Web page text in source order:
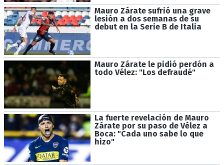
Mauro Zárate sufrió una grave
lesión a dos semanas de su
debut en la Serie B de Italia
Mauro Zárate le pidió perdón a
todo Vélez: "Los defraudé"
La fuerte revelación de Mauro
Zárate por su paso de Vélez a
Boca: "Cada uno sabe lo que
hizo"